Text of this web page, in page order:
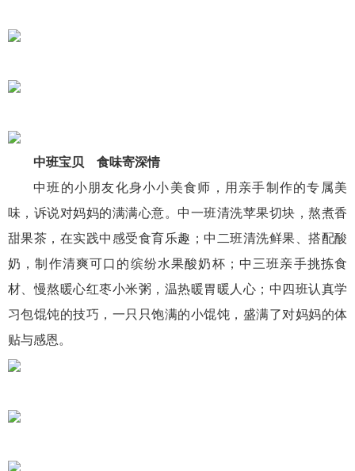
中班宝贝 食味寄深情
中班的小朋友化身小小美食师，用亲手制作的专属美
味，诉说对妈妈的满满心意。中一班清洗苹果切块，熬煮香
甜果茶，在实践中感受食育乐趣；中二班清洗鲜果、搭配酸
奶，制作清爽可口的缤纷水果酸奶杯；中三班亲手挑拣食
材、慢熬暖心红枣小米粥，温热暖胃暖人心；中四班认真学
习包馄饨的技巧，一只只饱满的小馄饨，盛满了对妈妈的体
贴与感恩。